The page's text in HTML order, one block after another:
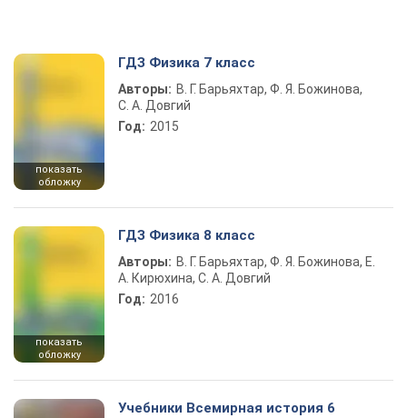
показать
обложку
ГДЗ Физика 7 класс
Авторы: В. Г. Барьяхтар, Ф. Я. Божинова,
С. А. Довгий
Год: 2015
показать
обложку
ГДЗ Физика 8 класс
Авторы: В. Г. Барьяхтар, Ф. Я. Божинова, Е.
А. Кирюхина, С. А. Довгий
Год: 2016
Учебники Всемирная история 6